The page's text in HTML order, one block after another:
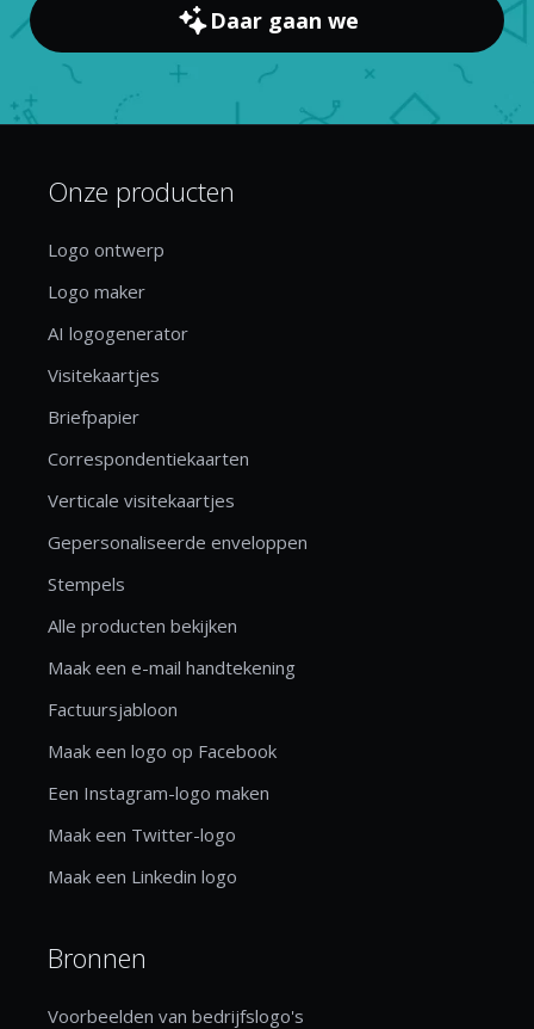
Daar gaan we
Onze producten
Logo ontwerp
Logo maker
AI logogenerator
Visitekaartjes
Briefpapier
Correspondentiekaarten
Verticale visitekaartjes
Gepersonaliseerde enveloppen
Stempels
Alle producten bekijken
Maak een e-mail handtekening
Factuursjabloon
Maak een logo op Facebook
Een Instagram-logo maken
Maak een Twitter-logo
Maak een Linkedin logo
Bronnen
Voorbeelden van bedrijfslogo's